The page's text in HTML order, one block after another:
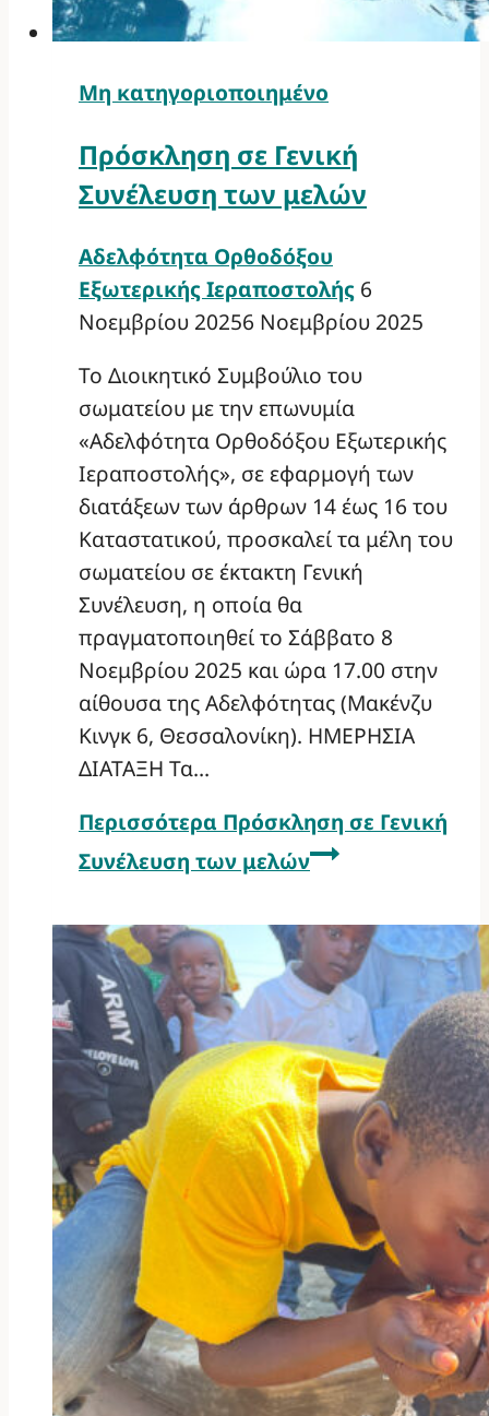
Μη κατηγοριοποιημένο
Πρόσκληση σε Γενική
Συνέλευση των μελών
Αδελφότητα Ορθοδόξου
Εξωτερικής Ιεραποστολής 6
Νοεμβρίου 20256 Νοεμβρίου 2025
Το Διοικητικό Συμβούλιο του
σωματείου με την επωνυμία
«Αδελφότητα Ορθοδόξου Εξωτερικής
Ιεραποστολής», σε εφαρμογή των
διατάξεων των άρθρων 14 έως 16 του
Καταστατικού, προσκαλεί τα μέλη του
σωματείου σε έκτακτη Γενική
Συνέλευση, η οποία θα
πραγματοποιηθεί το Σάββατο 8
Νοεμβρίου 2025 και ώρα 17.00 στην
αίθουσα της Αδελφότητας (Μακένζυ
Κινγκ 6, Θεσσαλονίκη). ΗΜΕΡΗΣΙΑ
ΔΙΑΤΑΞΗ Τα…
Περισσότερα Πρόσκληση σε Γενική
Συνέλευση των μελών